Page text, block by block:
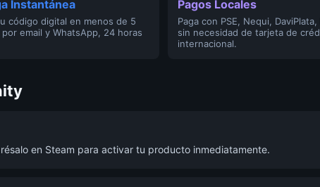
Instantánea
código digital en menos de 5
email y WhatsApp, 24 horas
Pagos Locales
Paga con PSE, Nequi,
sin necesidad de tarjeta de
internacional.
en Steam para activar tu producto inmediatamente.